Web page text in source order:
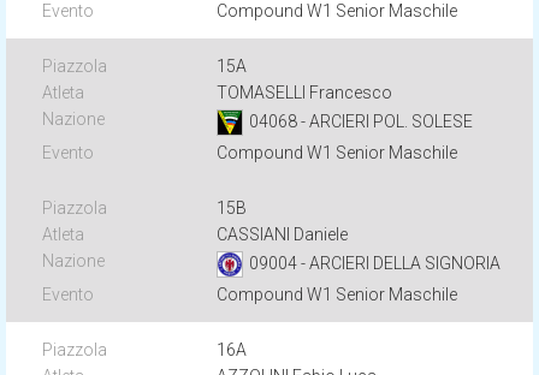
Compound W1 Senior Maschile
15A
TOMASELLI Francesco
04068 - ARCIERI POL. SOLESE
Compound W1 Senior Maschile
15B
CASSIANI Daniele
09004 - ARCIERI DELLA SIGNORIA
Compound W1 Senior Maschile
16A